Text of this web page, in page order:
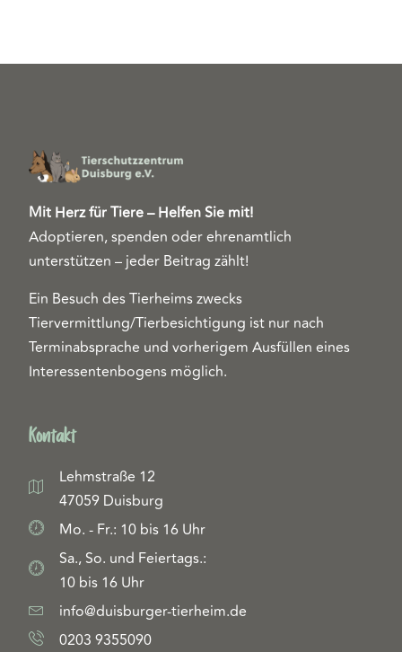
Mit Herz für Tiere – Helfen Sie mit!
Adoptieren, spenden oder ehrenamtlich
unterstützen – jeder Beitrag zählt!
Ein Besuch des Tierheims zwecks
Tiervermittlung/Tierbesichtigung ist nur nach
Terminabsprache und vorherigem Ausfüllen eines
Interessentenbogens möglich.
Kontakt
Lehmstraße 12
47059 Duisburg
Mo. - Fr.: 10 bis 16 Uhr
Sa., So. und Feiertags.:
10 bis 16 Uhr
info@duisburger-tierheim.de
0203 9355090